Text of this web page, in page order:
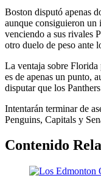
Boston disputó apenas
aunque consiguieron un
venciendo a sus rivales
otro duelo de peso ante
La ventaja sobre
es de apenas un punto,
disputar que los
Intentarán terminar de
Penguins, Capitals y
Contenido